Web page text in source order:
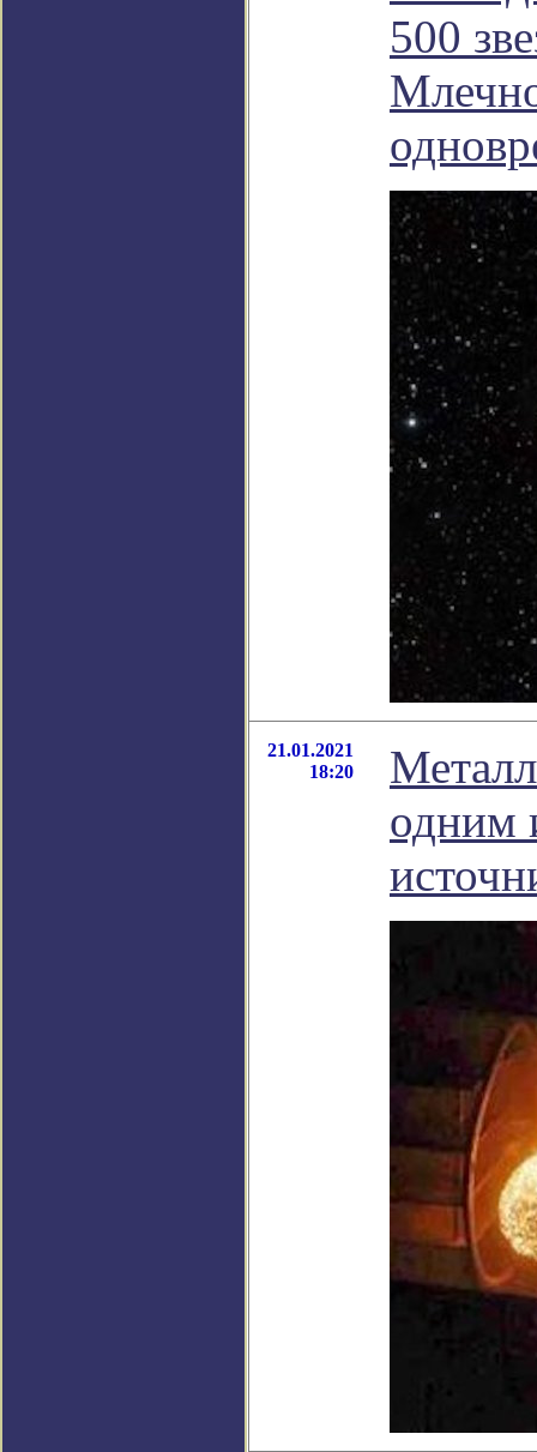
500
21.01.2021
18:20
одним